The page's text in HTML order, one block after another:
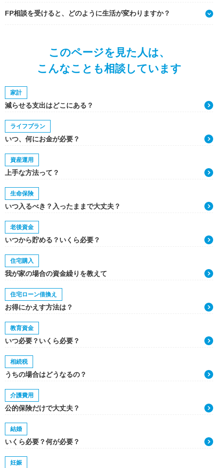
FP相談を受けると、どのように生活が変わりますか？
このページを見た人は、
こんなことも相談しています
家計
減らせる支出はどこにある？
ライフプラン
いつ、何にお金が必要？
資産運用
上手な方法って？
生命保険
いつ入るべき？入ったままで大丈夫？
老後資金
いつから貯める？いくら必要？
住宅購入
我が家の場合の資金繰りを教えて
住宅ローン借換え
お得にかえす方法は？
教育資金
いつ必要？いくら必要？
相続税
うちの場合はどうなるの？
介護費用
公的保険だけで大丈夫？
結婚
いくら必要？何が必要？
妊娠